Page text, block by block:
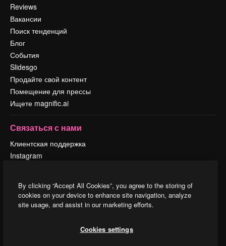
Reviews
Вакансии
Поиск тенденций
Блог
События
Slidesgo
Продайте свой контент
Помещение для прессы
Ищете magnific.ai
Связаться с нами
Клиентская поддержка
Instagram
TikTok
Discord
By clicking “Accept All Cookies”, you agree to the storing of
cookies on your device to enhance site navigation, analyze
site usage, and assist in our marketing efforts.
Cookies settings